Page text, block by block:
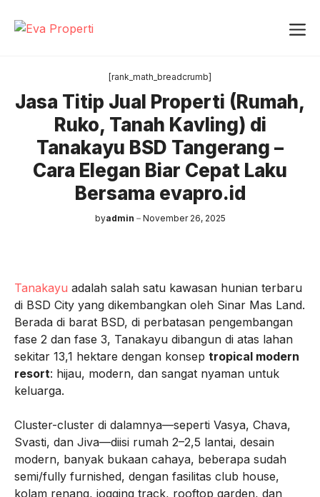
[rank_math_breadcrumb]
Jasa Titip Jual Properti (Rumah,
Ruko, Tanah Kavling) di
Tanakayu BSD Tangerang –
Cara Elegan Biar Cepat Laku
Bersama evapro.id
byadmin November 26, 2025
Tanakayu adalah salah satu kawasan hunian terbaru
di BSD City yang dikembangkan oleh Sinar Mas Land.
Berada di barat BSD, di perbatasan pengembangan
fase 2 dan fase 3, Tanakayu dibangun di atas lahan
sekitar 13,1 hektare dengan konsep tropical modern
resort: hijau, modern, dan sangat nyaman untuk
keluarga.
Cluster-cluster di dalamnya—seperti Vasya, Chava,
Svasti, dan Jiva—diisi rumah 2–2,5 lantai, desain
modern, banyak bukaan cahaya, beberapa sudah
semi/fully furnished, dengan fasilitas club house,
kolam renang, jogging track, rooftop garden, dan